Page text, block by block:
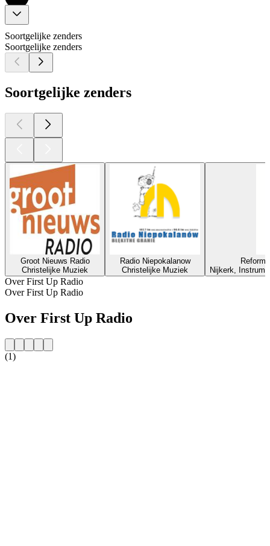
Soortgelijke zenders
Soortgelijke zenders
Soortgelijke zenders
Groot Nieuws Radio
Christelijke Muziek
Radio Niepokalanow
Christelijke Muziek
Nijkerk,
Over First Up Radio
Over First Up Radio
Over First Up Radio
(1)